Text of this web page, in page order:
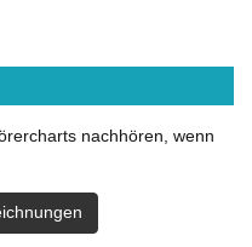
nachhören, wenn